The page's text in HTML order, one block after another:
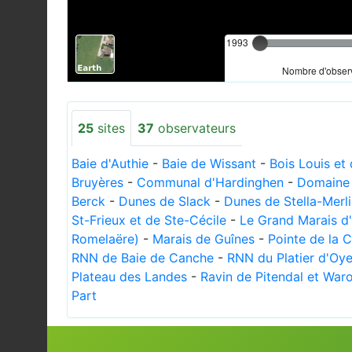
1993
Nombre
25 sites 37 observateurs
Baie d'Authie - Baie de Wissant - Bois Louis et
Bruyères - Communal d'Hardinghen -
Berck - Dunes de Slack - Dunes de Stella-
St-Frieux et de Ste-Cécile - Le Grand Marais
Romelaëre) - Marais de Guînes - Pointe de la
RNN de Baie de Canche - RNN du Platier d'Oye
Plateau des Landes - Ravin de Pitendal et
Part